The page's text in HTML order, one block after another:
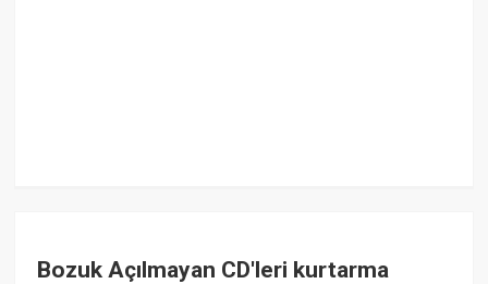
Bozuk Açılmayan CD'leri kurtarma